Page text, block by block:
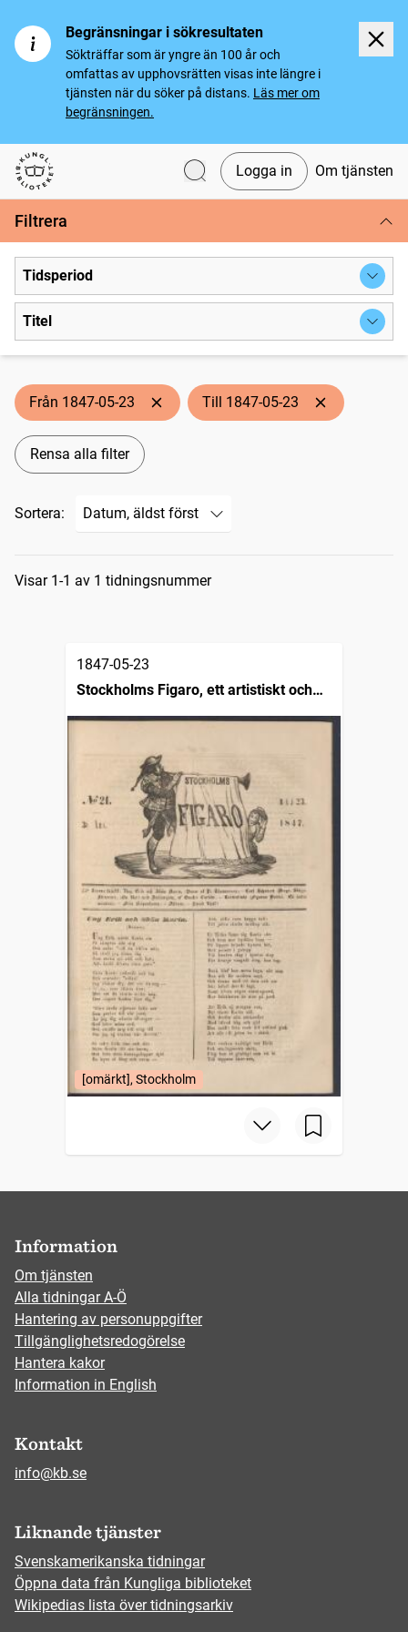
Begränsningar i sökresultaten
Sökträffar som är yngre än 100 år och
omfattas av upphovsrätten visas inte längre i
tjänsten när du söker på distans. Läs mer om
begränsningen.
Svenska tidningar
Logga in Om tjänsten
Filtrera
Tidsperiod
Titel
Från 1847-05-23 Till 1847-05-23
Rensa alla filter
Sortera:
Sökresultat
Visar 1-1 av 1 tidningsnummer
1847-05-23
Stockholms Figaro, ett artistiskt och
belletristiskt söndagsblad
[omärkt], Stockholm
Information
Om tjänsten
Alla tidningar A-Ö
Hantering av personuppgifter
Tillgänglighetsredogörelse
Hantera kakor
Information in English
Kontakt
info@kb.se
Liknande tjänster
Svenskamerikanska tidningar
Öppna data från Kungliga biblioteket
Wikipedias lista över tidningsarkiv